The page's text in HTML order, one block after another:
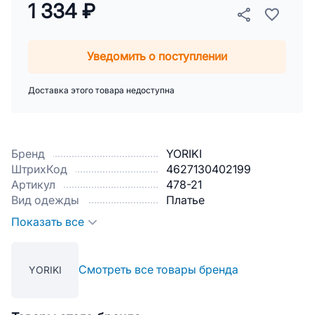
Бренд
YORIKI
ШтрихКод
4627130402199
Артикул
478-21
Вид одежды
Платье
Показать все
YORIKI Смотреть все товары бренда
1 334 ₽
Уведомить о поступлении
Доставка этого товара недоступна